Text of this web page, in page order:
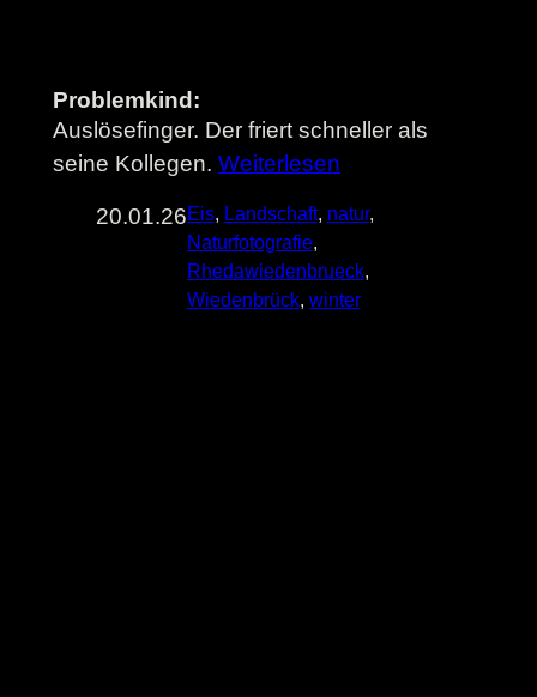
Problemkind:
Auslösefinger. Der friert schneller als
seine Kollegen. Weiterlesen
20.01.26Eis, Landschaft, natur
Naturfotografie
Rhedawiedenbrueck
Wiedenbrück, winter